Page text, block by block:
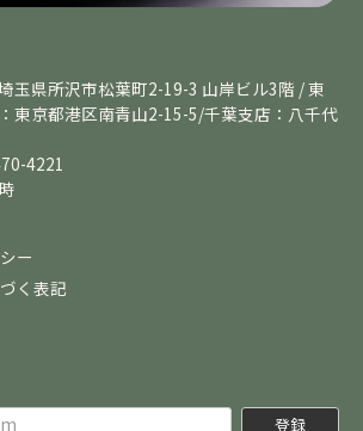
玉県所沢市松葉町2-19-3 山岸ビル3階 / 東
東京都港区南青山2-15-5/千葉支店：八千代
4221
ー
く表記
登録